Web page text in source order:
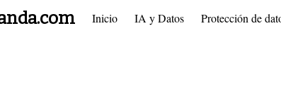
Inicio IA y Datos Protección de